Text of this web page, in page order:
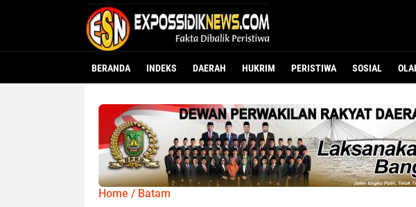
BERANDA INDEKS DAERAH HUKRIM PERISTIWA SOSIAL
Home / Batam